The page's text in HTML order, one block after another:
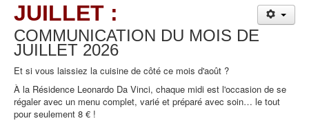
Accueil
Nos établissements
Nos services
Notre Structure
Bénévolat
JUILLET :
COMMUNICATION DU MOIS DE
JUILLET 2026
Et si vous laissiez la cuisine de côté ce mois d'août ?
À la Résidence Leonardo Da Vinci, chaque midi est l'occasion de se
régaler avec un menu complet, varié et préparé avec soin… le tout
pour seulement 8 € !